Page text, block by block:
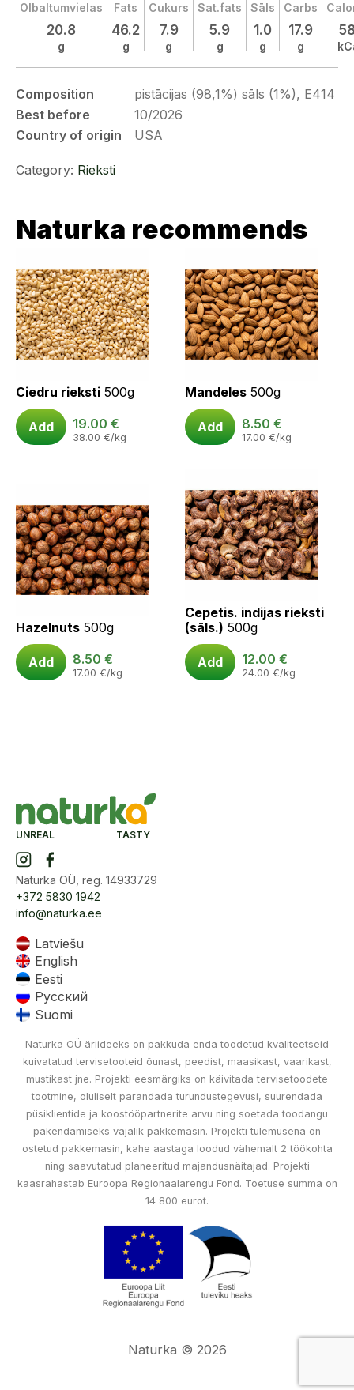
Olbaltumvielas
20.8
g
Fats
46.2
g
Cukurs
7.9
g
Sat.fats
5.9
g
Sāls
1.0
g
Carbs
17.9
g
Composition
pistācijas (98,1%) sāls (1%), Е414
Best before
10/2026
Country of origin
USA
Category: Rieksti
Naturka recommends
Ciedru rieksti 500g
Add 19.00 €
38.00 €/kg
Mandeles 500g
Add 8.50 €
17.00 €/kg
Hazelnuts 500g
Add 8.50 €
17.00 €/kg
Cepetis. indijas rieksti
(sāls.) 500g
Add 12.00 €
24.00 €/kg
UNREAL TASTY
Naturka OÜ, reg. 14933729
+372 5830 1942
info@naturka.ee
Latviešu
English
Eesti
Русский
Suomi
Naturka OÜ äriideeks on pakkuda enda toodetud kvaliteetseid
kuivatatud tervisetooteid õunast, peedist, maasikast, vaarikast,
mustikast jne. Projekti eesmärgiks on käivitada tervisetoodete
tootmine, oluliselt parandada turundustegevusi, suurendada
püsiklientide ja koostööpartnerite arvu ning soetada toodangu
pakendamiseks vajalik pakkemasin. Projekti tulemusena on
ostetud pakkemasin, kahe aastaga loodud vähemalt 2 töökohta
ning saavutatud planeeritud majandusnäitajad. Projekti
kaasrahastab Euroopa Regionaalarengu Fond. Toetuse summa on
14 800 eurot.
Naturka © 2026